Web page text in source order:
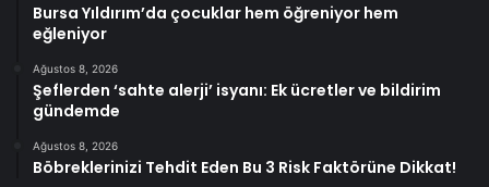
Bursa Yıldırım’da çocuklar hem öğreniyor hem
eğleniyor
Ağustos 8, 2026
Şeflerden ‘sahte alerji’ isyanı: Ek ücretler ve bildirim
gündemde
Ağustos 8, 2026
Böbreklerinizi Tehdit Eden Bu 3 Risk Faktörüne Dikkat!